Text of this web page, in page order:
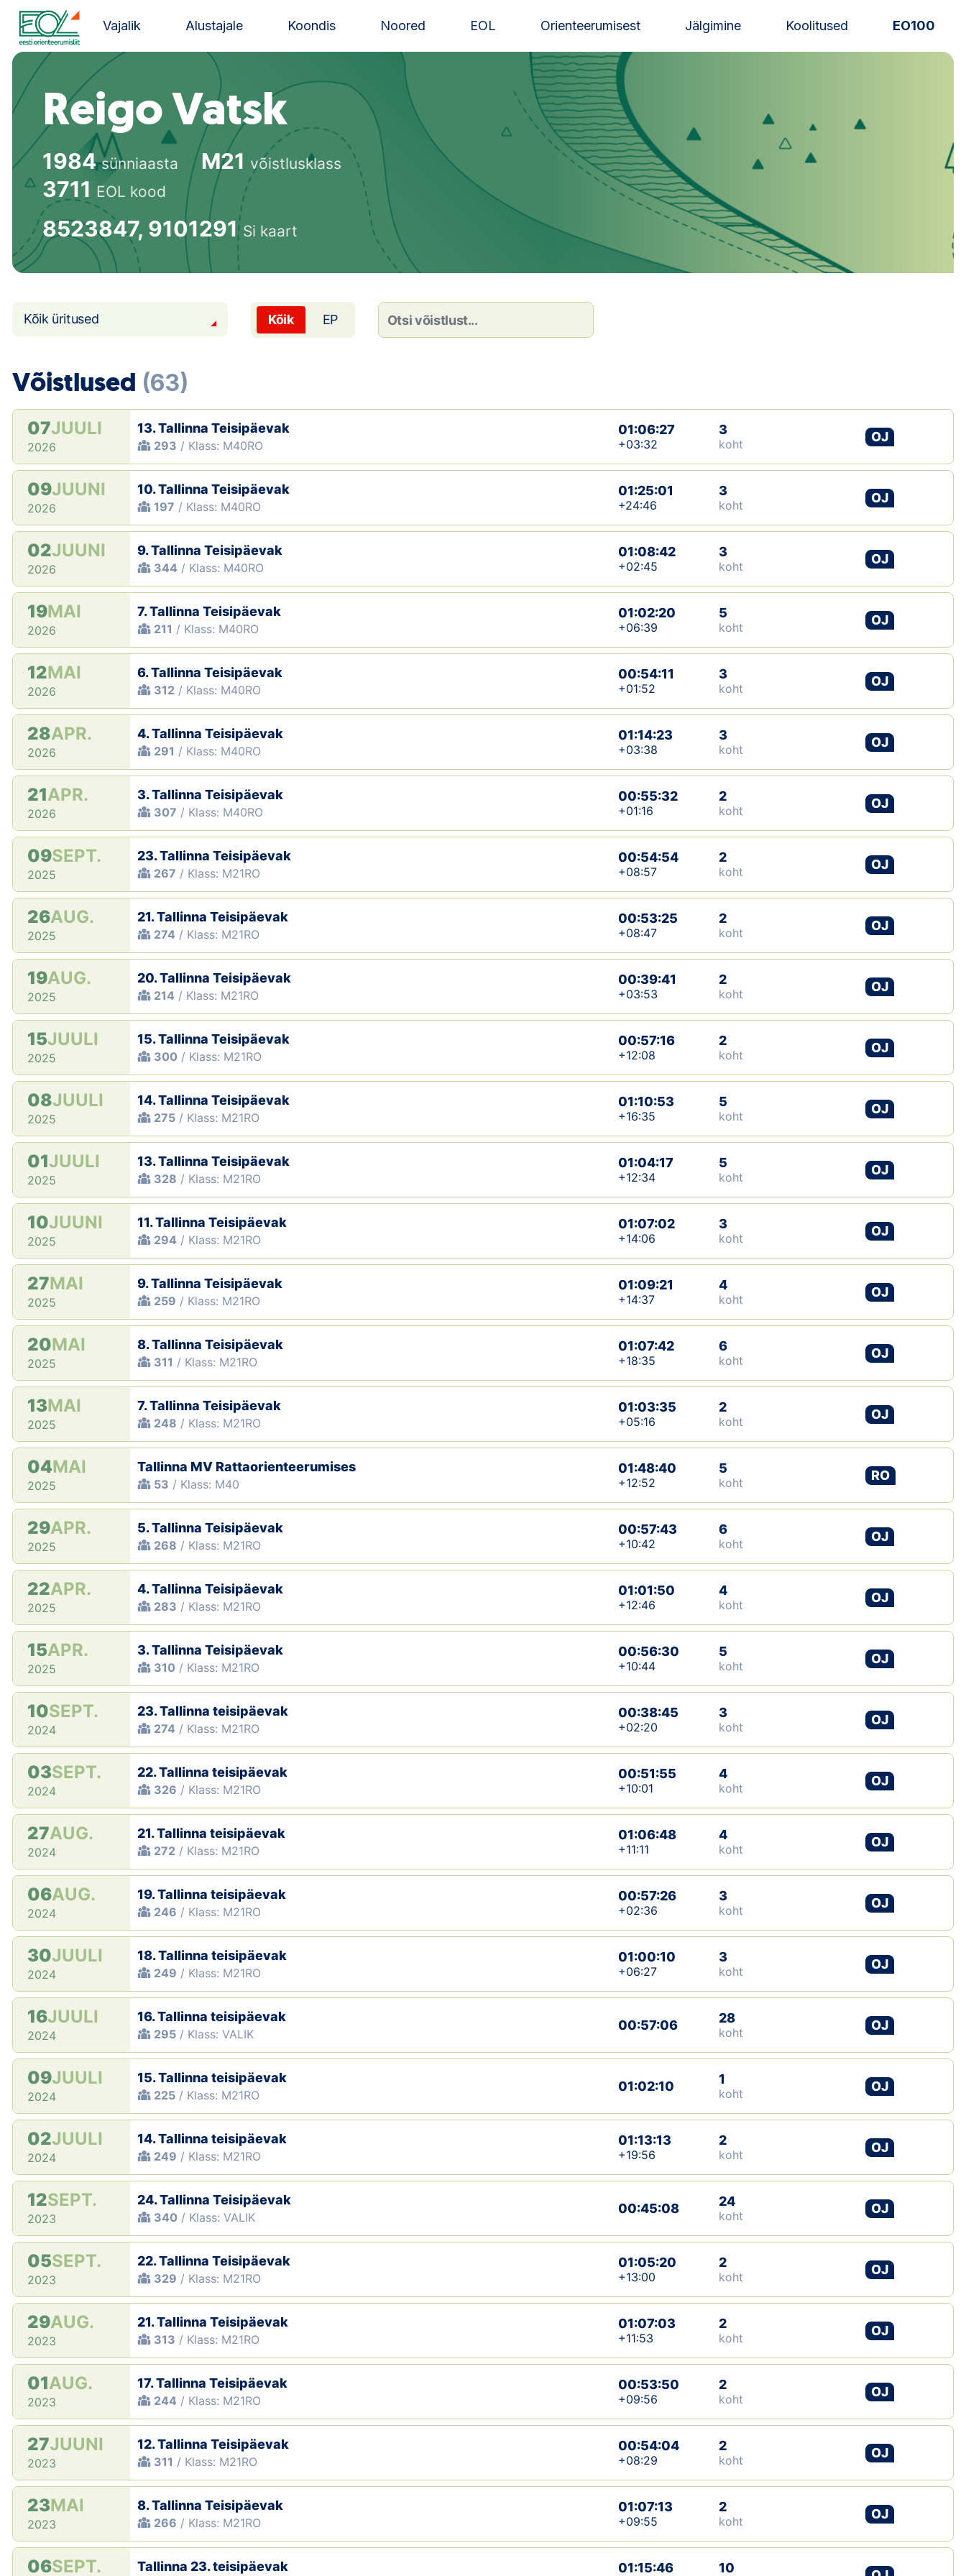
Liigu
juurde
Estonian Orienteering Federation
Vajalik Alustajale Koondis Noored EOL Orienteerumisest Jälgimine Koolitused EO100
Orienteerujale
Eesti Orienteerumine 100!
Toetamine
Telli litsents!
Galerii
Kaardid
Kalender
Koondised
Tule klubisse!
Dokumendid
Klubid
Püsirajad
Ajalugu
Koolitused
OTSI
Reigo Vatsk
1984sünniaasta M21 võistlusklass
3711 EOL kood
8523847, 9101291 Si kaart
Kõik üritused Kõik EP
Võistlused (63)
07JUULI
2026
13. Tallinna Teisipäevak
293 / Klass: M40RO
01:06:27
+03:32
3
koht
OJ
09JUUNI
2026
10. Tallinna Teisipäevak
197 / Klass: M40RO
01:25:01
+24:46
3
koht
OJ
02JUUNI
2026
9. Tallinna Teisipäevak
344 / Klass: M40RO
01:08:42
+02:45
3
koht
OJ
19MAI
2026
7. Tallinna Teisipäevak
211 / Klass: M40RO
01:02:20
+06:39
5
koht
OJ
12MAI
2026
6. Tallinna Teisipäevak
312 / Klass: M40RO
00:54:11
+01:52
3
koht
OJ
28APR.
2026
4. Tallinna Teisipäevak
291 / Klass: M40RO
01:14:23
+03:38
3
koht
OJ
21APR.
2026
3. Tallinna Teisipäevak
307 / Klass: M40RO
00:55:32
+01:16
2
koht
OJ
09SEPT.
2025
23. Tallinna Teisipäevak
267 / Klass: M21RO
00:54:54
+08:57
2
koht
OJ
26AUG.
2025
21. Tallinna Teisipäevak
274 / Klass: M21RO
00:53:25
+08:47
2
koht
OJ
19AUG.
2025
20. Tallinna Teisipäevak
214 / Klass: M21RO
00:39:41
+03:53
2
koht
OJ
15JUULI
2025
15. Tallinna Teisipäevak
300 / Klass: M21RO
00:57:16
+12:08
2
koht
OJ
08JUULI
2025
14. Tallinna Teisipäevak
275 / Klass: M21RO
01:10:53
+16:35
5
koht
OJ
01JUULI
2025
13. Tallinna Teisipäevak
328 / Klass: M21RO
01:04:17
+12:34
5
koht
OJ
10JUUNI
2025
11. Tallinna Teisipäevak
294 / Klass: M21RO
01:07:02
+14:06
3
koht
OJ
27MAI
2025
9. Tallinna Teisipäevak
259 / Klass: M21RO
01:09:21
+14:37
4
koht
OJ
20MAI
2025
8. Tallinna Teisipäevak
311 / Klass: M21RO
01:07:42
+18:35
6
koht
OJ
13MAI
2025
7. Tallinna Teisipäevak
248 / Klass: M21RO
01:03:35
+05:16
2
koht
OJ
04MAI
2025
Tallinna MV Rattaorienteerumises
53 / Klass: M40
01:48:40
+12:52
5
koht
RO
29APR.
2025
5. Tallinna Teisipäevak
268 / Klass: M21RO
00:57:43
+10:42
6
koht
OJ
22APR.
2025
4. Tallinna Teisipäevak
283 / Klass: M21RO
01:01:50
+12:46
4
koht
OJ
15APR.
2025
3. Tallinna Teisipäevak
310 / Klass: M21RO
00:56:30
+10:44
5
koht
OJ
10SEPT.
2024
23. Tallinna teisipäevak
274 / Klass: M21RO
00:38:45
+02:20
3
koht
OJ
03SEPT.
2024
22. Tallinna teisipäevak
326 / Klass: M21RO
00:51:55
+10:01
4
koht
OJ
27AUG.
2024
21. Tallinna teisipäevak
272 / Klass: M21RO
01:06:48
+11:11
4
koht
OJ
06AUG.
2024
19. Tallinna teisipäevak
246 / Klass: M21RO
00:57:26
+02:36
3
koht
OJ
30JUULI
2024
18. Tallinna teisipäevak
249 / Klass: M21RO
01:00:10
+06:27
3
koht
OJ
16JUULI
2024
16. Tallinna teisipäevak
295 / Klass: VALIK
00:57:06 28
koht
OJ
09JUULI
2024
15. Tallinna teisipäevak
225 / Klass: M21RO
01:02:10 1
koht
OJ
02JUULI
2024
14. Tallinna teisipäevak
249 / Klass: M21RO
01:13:13
+19:56
2
koht
OJ
12SEPT.
2023
24. Tallinna Teisipäevak
340 / Klass: VALIK
00:45:08 24
koht
OJ
05SEPT.
2023
22. Tallinna Teisipäevak
329 / Klass: M21RO
01:05:20
+13:00
2
koht
OJ
29AUG.
2023
21. Tallinna Teisipäevak
313 / Klass: M21RO
01:07:03
+11:53
2
koht
OJ
01AUG.
2023
17. Tallinna Teisipäevak
244 / Klass: M21RO
00:53:50
+09:56
2
koht
OJ
27JUUNI
2023
12. Tallinna Teisipäevak
311 / Klass: M21RO
00:54:04
+08:29
2
koht
OJ
23MAI
2023
8. Tallinna Teisipäevak
266 / Klass: M21RO
01:07:13
+09:55
2
koht
OJ
06SEPT. Tallinna 23. teisipäevak 01:15:46 10